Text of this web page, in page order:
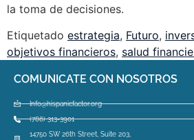
la toma de decisiones.
Etiquetado estrategia, Futuro,
objetivos financieros, salud
COMUNICATE CON NOSOTROS
Info@hispanicfactor.org
(786) 313-3901
14750 SW 26th Street, Suite 203,